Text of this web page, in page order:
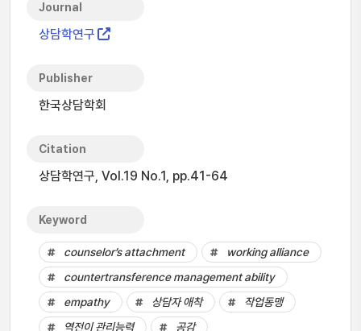
Journal
상담학연구
Publisher
한국상담학회
Citation
상담학연구, Vol.19 No.1, pp.41-64
Keyword
counselor’s attachment
working alliance
countertransference management ability
empathy
상담자 애착
작업동맹
역전이 관리능력
공감